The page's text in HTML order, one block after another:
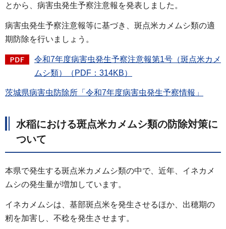
とから、病害虫発生予察注意報を発表しました。
病害虫発生予察注意報等に基づき、斑点米カメムシ類の適
期防除を行いましょう。
令和7年度病害虫発生予察注意報第1号（斑点米カメ
ムシ類）（PDF：314KB）
茨城県病害虫防除所「令和7年度病害虫発生予察情報」
水稲における斑点米カメムシ類の防除対策に
ついて
本県で発生する斑点米カメムシ類の中で、近年、イネカメ
ムシの発生量が増加しています。
イネカメムシは、基部斑点米を発生させるほか、出穂期の
籾を加害し、不稔を発生させます。